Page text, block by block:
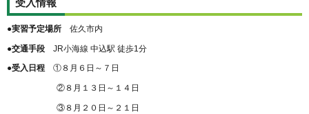
受入情報
●実習予定場所 佐久市内
●交通手段 JR小海線 中込駅 徒歩1分
●受入日程 ①８月６日～７日
②８月１３日～１４日
③８月２０日～２１日